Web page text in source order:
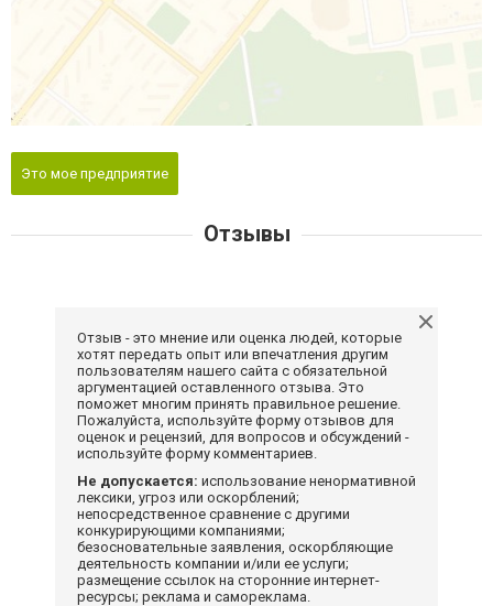
Это мое предприятие
Отзывы
Отзыв - это мнение или оценка людей, которые
хотят передать опыт или впечатления другим
пользователям нашего сайта с обязательной
аргументацией оставленного отзыва. Это
поможет многим принять правильное решение.
Пожалуйста, используйте форму отзывов для
оценок и рецензий, для вопросов и обсуждений -
используйте форму комментариев.
Не допускается: использование ненормативной
лексики, угроз или оскорблений;
непосредственное сравнение с другими
конкурирующими компаниями;
безосновательные заявления, оскорбляющие
деятельность компании и/или ее услуги;
размещение ссылок на сторонние интернет-
ресурсы; реклама и самореклама.